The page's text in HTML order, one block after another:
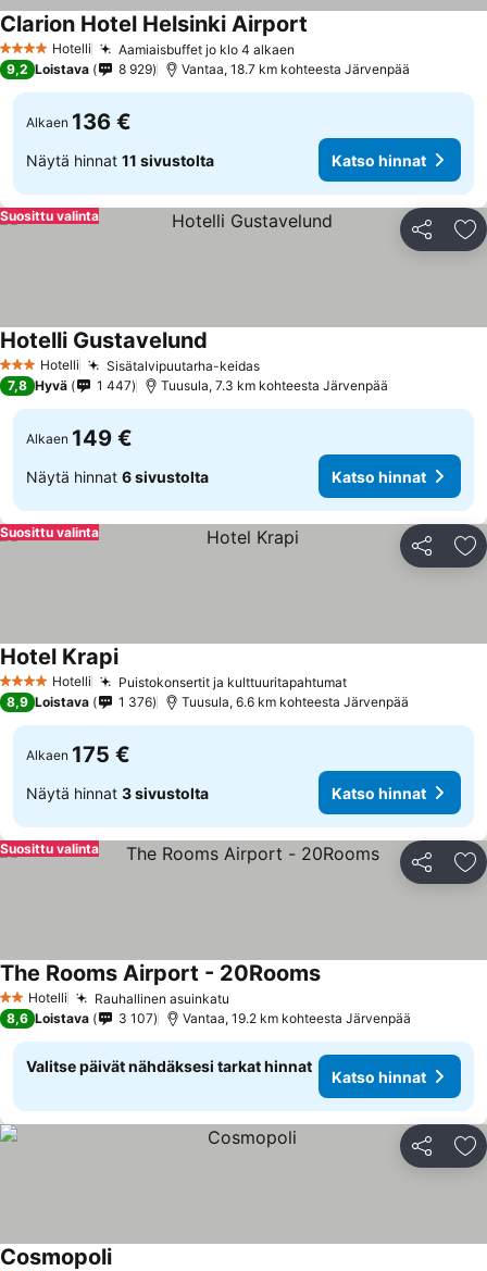
4 Tähtiluokitus
Hotelli Aamiaisbuffet jo klo 4 alkaen
Clarion Hotel Helsinki Airport
9,2 Loistava 8 929 Vantaa, 18.7 km kohteesta Järvenpää
Alkaen 136 €
Näytä hinnat 11 sivustolta Katso hinnat
Jaa
Suosittu valinta
3 Tähtiluokitus
Hotelli Sisätalvipuutarha-keidas
Hotelli Gustavelund
7,8 Hyvä 1 447 Tuusula, 7.3 km kohteesta Järvenpää
Alkaen 149 €
Näytä hinnat 6 sivustolta Katso hinnat
Jaa
Suosittu valinta
4 Tähtiluokitus
Hotelli Puistokonsertit ja kulttuuritapahtumat
Hotel Krapi
8,9 Loistava 1 376 Tuusula, 6.6 km kohteesta Järvenpää
Alkaen 175 €
Näytä hinnat 3 sivustolta Katso hinnat
Jaa
Suosittu valinta
2 Tähtiluokitus
Hotelli Rauhallinen asuinkatu
The Rooms Airport - 20Rooms
8,6 Loistava 3 107 Vantaa, 19.2 km kohteesta Järvenpää
Valitse päivät nähdäksesi tarkat hinnat
Katso hinnat
Jaa
Cosmopoli